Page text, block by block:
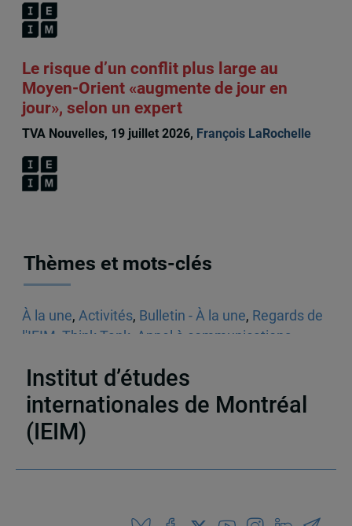
Le risque d’un conflit plus large au
Moyen-Orient «augmente de jour en
jour», selon un expert
TVA Nouvelles, 19 juillet 2026, François LaRochelle
Thèmes et mots-clés
À la une, Activités, Bulletin - À la une, Regards de
l'IEIM Think Tank Appel à communications
Institut d’études
internationales de Montréal
(IEIM)